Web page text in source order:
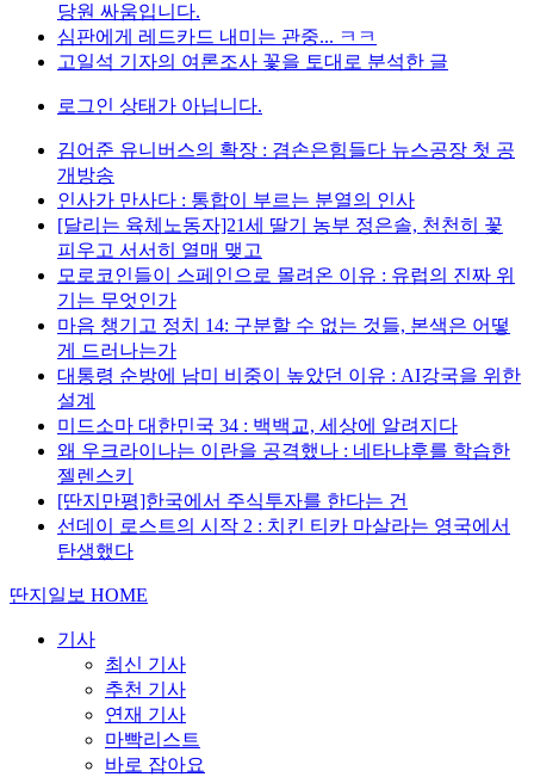
당원 싸움입니다.
심판에게 레드카드 내미는 관중... ㅋㅋ
고일석 기자의 여론조사 꽃을 토대로 분석한 글
로그인 상태가 아닙니다.
김어준 유니버스의 확장 : 겸손은힘들다 뉴스공장 첫 공
개방송
인사가 만사다 : 통합이 부르는 분열의 인사
[달리는 육체노동자]21세 딸기 농부 정은솔, 천천히 꽃
피우고 서서히 열매 맺고
모로코인들이 스페인으로 몰려온 이유 : 유럽의 진짜 위
기는 무엇인가
마음 챙기고 정치 14: 구분할 수 없는 것들, 본색은 어떻
게 드러나는가
대통령 순방에 남미 비중이 높았던 이유 : AI강국을 위한
설계
미드소마 대한민국 34 : 백백교, 세상에 알려지다
왜 우크라이나는 이란을 공격했나 : 네타냐후를 학습한
젤렌스키
[딴지만평]한국에서 주식투자를 한다는 건
선데이 로스트의 시작 2 : 치킨 티카 마살라는 영국에서
탄생했다
딴지일보 HOME
기사
최신 기사
추천 기사
연재 기사
마빡리스트
바로 잡아요